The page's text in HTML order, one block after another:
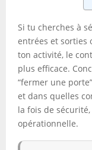
Si tu cherches à
entrées et sorties
ton activité, le
plus efficace.
“fermer une
et dans quelles
la fois de
opérationnelle.